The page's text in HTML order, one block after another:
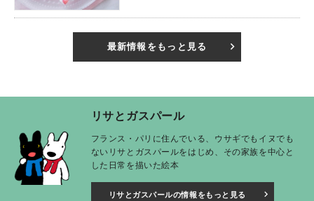
最新情報をもっと見る
リサとガスパール
フランス・パリに住んでいる、ウサギでもイヌでも
ないリサとガスパールをはじめ、その家族を中心と
した日常を描いた絵本
リサとガスパールの情報をもっと見る